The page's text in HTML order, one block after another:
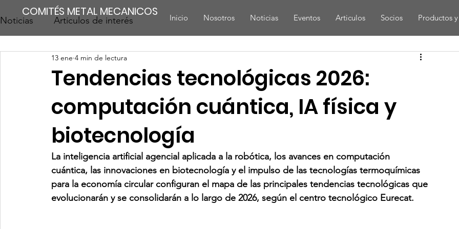
COMITÉS METAL MECANICOS Inicio Nosotros Noticias Eventos Articulos Socios Productos
Noticias Articulos de interés
Tendencias tecnológicas 2026:
computación cuántica, IA física y
biotecnología
13 ene 4 min de lectura
La inteligencia artificial agencial aplicada a la robótica, los avances en computación
cuántica, las innovaciones en biotecnología y el impulso de las tecnologías termoquímicas
para la economía circular configuran el mapa de las principales tendencias tecnológicas que
evolucionarán y se consolidarán a lo largo de 2026, según el centro tecnológico Eurecat.